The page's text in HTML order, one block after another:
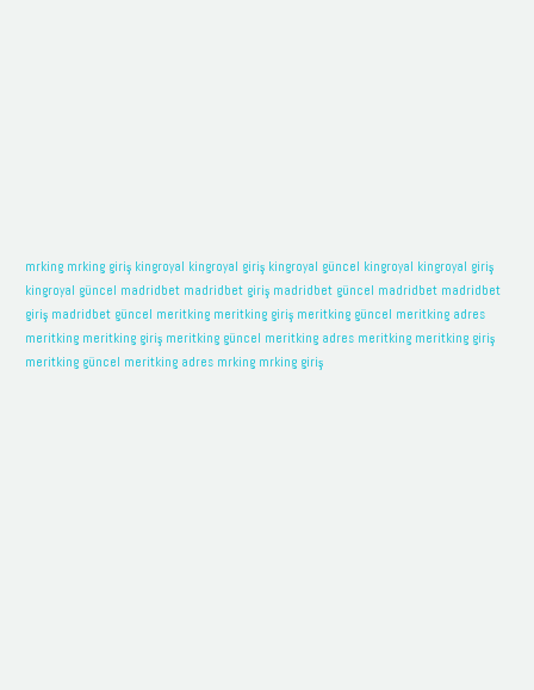
mrking mrking giriş kingroyal kingroyal giriş kingroyal güncel kingroyal kingroyal giriş
kingroyal güncel madridbet madridbet giriş madridbet güncel madridbet madridbet
giriş madridbet güncel meritking meritking giriş meritking güncel meritking adres
meritking meritking giriş meritking güncel meritking adres meritking meritking giriş
meritking güncel meritking adres mrking mrking giriş